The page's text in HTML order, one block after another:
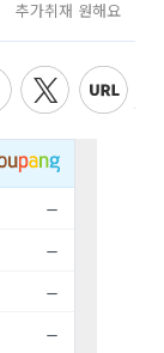
추가취재 원해요